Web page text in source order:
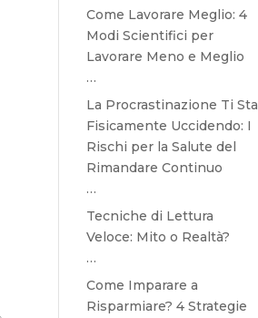
Come Lavorare Meglio: 4
Modi Scientifici per
Lavorare Meno e Meglio
…
La Procrastinazione Ti Sta
Fisicamente Uccidendo: I
Rischi per la Salute del
Rimandare Continuo
…
Tecniche di Lettura
Veloce: Mito o Realtà?
…
Come Imparare a
Risparmiare? 4 Strategie